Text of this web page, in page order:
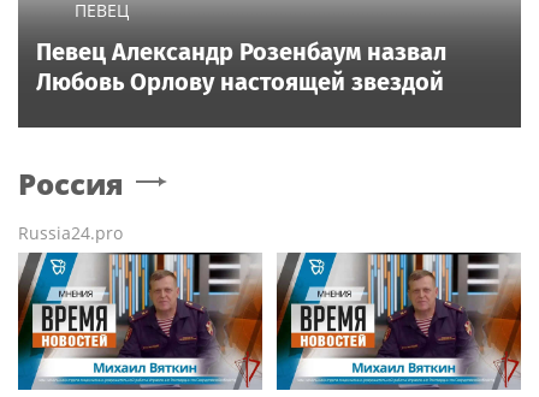
ПЕВЕЦ
Певец Александр Розенбаум назвал
Любовь Орлову настоящей звездой
Россия
Russia24.pro